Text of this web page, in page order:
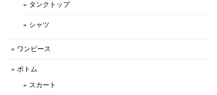
タンクトップ
シャツ
ワンピース
ボトム
スカート